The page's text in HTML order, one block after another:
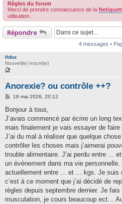
Règles du forum
Merci de prendre connaissance de la
utilisation.
Répondre
4 messages •
lhfox
Nouvel(le) Inscrit(e)
Anorexie? ou contrôle ++?
M
s
a
g
19 mai 2026, 20:12
Bonjour à tous,
J’avais commencé par écrire un long
mais finalement je vais essayer de faire
J’ai du mal à réaliser que quelque
contrôler les choses mais j’aimerai
trouble alimentaire. J’ai perdu entre ...
un événement dans ma vie
actuellement entre ... et ... kgs. Je suis
c’est à ce moment que j’ai décidé de
règles depuis septembre dernier. Je
musculation, je cours beaucoup ect…